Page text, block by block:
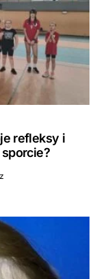
refleksy i